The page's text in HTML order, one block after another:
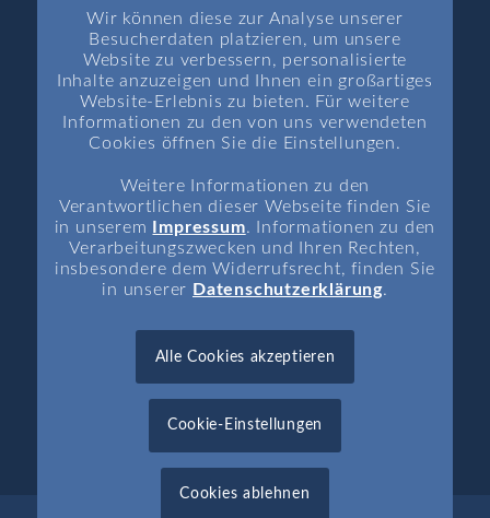
SEITEN
Startseite
Aktuelle Themen
Aktuelle Rechtsprechung
Aktuelle Termine
INFORMATIONEN
Wir können diese zur Analyse unserer
Besucherdaten platzieren, um unsere
Website zu verbessern, personalisierte
Inhalte anzuzeigen und Ihnen ein großartiges
Website-Erlebnis zu bieten. Für weitere
Informationen zu den von uns verwendeten
Cookies öffnen Sie die Einstellungen.
Weitere Informationen zu den
Verantwortlichen dieser Webseite finden Sie
in unserem
Impressum. Informationen zu den
Verarbeitungszwecken und Ihren Rechten,
insbesondere dem Widerrufsrecht, finden Sie
in unserer Datenschutzerklärung.
Alle Cookies akzeptieren
Cookie-Einstellungen
Cookies ablehnen